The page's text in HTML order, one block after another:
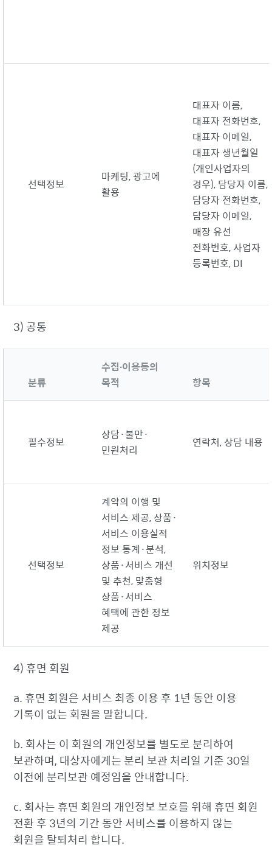
선택정보
마케팅, 광고에
활용
대표자 이름,
대표자 전화번호,
대표자 이메일,
대표자 생년월일
(개인사업자의
경우), 담당자 이름,
담당자 전화번호,
담당자 이메일,
매장 유선
전화번호, 사업자
등록번호, DI
3) 공통
분류
수집∙이용동의
목적
항목
필수정보
상담·불만·
민원처리
연락처, 상담 내용
선택정보
계약의 이행 및
서비스 제공, 상품·
서비스 이용실적
정보 통계·분석,
상품·서비스 개선
및 추천, 맞춤형
상품·서비스
혜택에 관한 정보
제공
위치정보
4) 휴면 회원
a. 휴면 회원은 서비스 최종 이용 후 1년 동안 이용
기록이 없는 회원을 말합니다.
b. 회사는 이 회원의 개인정보를 별도로 분리하여
보관하며, 대상자에게는 분리 보관 처리일 기준 30일
이전에 분리보관 예정임을 안내합니다.
c. 회사는 휴면 회원의 개인정보 보호를 위해 휴면 회원
전환 후 3년의 기간 동안 서비스를 이용하지 않는
회원을 탈퇴처리 합니다.